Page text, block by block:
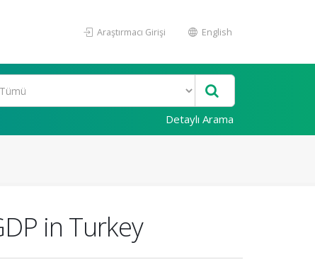
Araştırmacı Girişi English
Detaylı Arama
in Turkey